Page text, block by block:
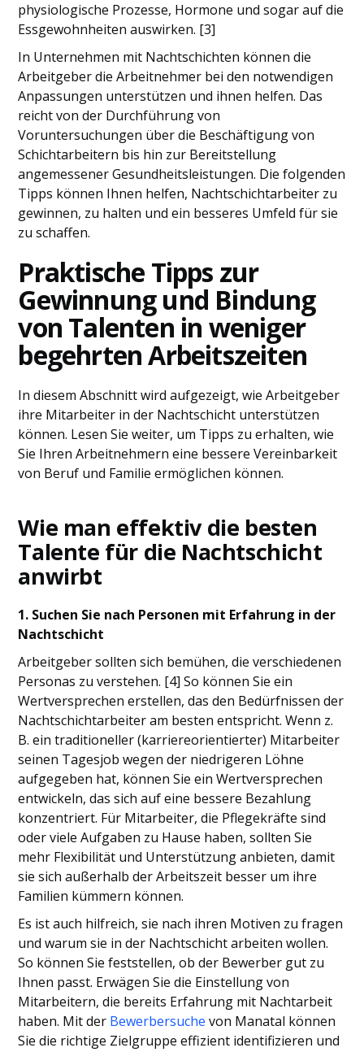
physiologische Prozesse, Hormone und sogar auf die
Essgewohnheiten auswirken. [3]
In Unternehmen mit Nachtschichten können die
Arbeitgeber die Arbeitnehmer bei den notwendigen
Anpassungen unterstützen und ihnen helfen. Das
reicht von der Durchführung von
Voruntersuchungen über die Beschäftigung von
Schichtarbeitern bis hin zur Bereitstellung
angemessener Gesundheitsleistungen. Die folgenden
Tipps können Ihnen helfen, Nachtschichtarbeiter zu
gewinnen, zu halten und ein besseres Umfeld für sie
zu schaffen.
Praktische Tipps zur
Gewinnung und Bindung
von Talenten in weniger
begehrten Arbeitszeiten
In diesem Abschnitt wird aufgezeigt, wie Arbeitgeber
ihre Mitarbeiter in der Nachtschicht unterstützen
können. Lesen Sie weiter, um Tipps zu erhalten, wie
Sie Ihren Arbeitnehmern eine bessere Vereinbarkeit
von Beruf und Familie ermöglichen können.
Wie man effektiv die besten
Talente für die Nachtschicht
anwirbt
1. Suchen Sie nach Personen mit Erfahrung in der
Nachtschicht
Arbeitgeber sollten sich bemühen, die verschiedenen
Personas zu verstehen. [4] So können Sie ein
Wertversprechen erstellen, das den Bedürfnissen der
Nachtschichtarbeiter am besten entspricht. Wenn z.
B. ein traditioneller (karriereorientierter) Mitarbeiter
seinen Tagesjob wegen der niedrigeren Löhne
aufgegeben hat, können Sie ein Wertversprechen
entwickeln, das sich auf eine bessere Bezahlung
konzentriert. Für Mitarbeiter, die Pflegekräfte sind
oder viele Aufgaben zu Hause haben, sollten Sie
mehr Flexibilität und Unterstützung anbieten, damit
sie sich außerhalb der Arbeitszeit besser um ihre
Familien kümmern können.
Es ist auch hilfreich, sie nach ihren Motiven zu fragen
und warum sie in der Nachtschicht arbeiten wollen.
So können Sie feststellen, ob der Bewerber gut zu
Ihnen passt. Erwägen Sie die Einstellung von
Mitarbeitern, die bereits Erfahrung mit Nachtarbeit
haben. Mit der Bewerbersuche von Manatal können
Sie die richtige Zielgruppe effizient identifizieren und